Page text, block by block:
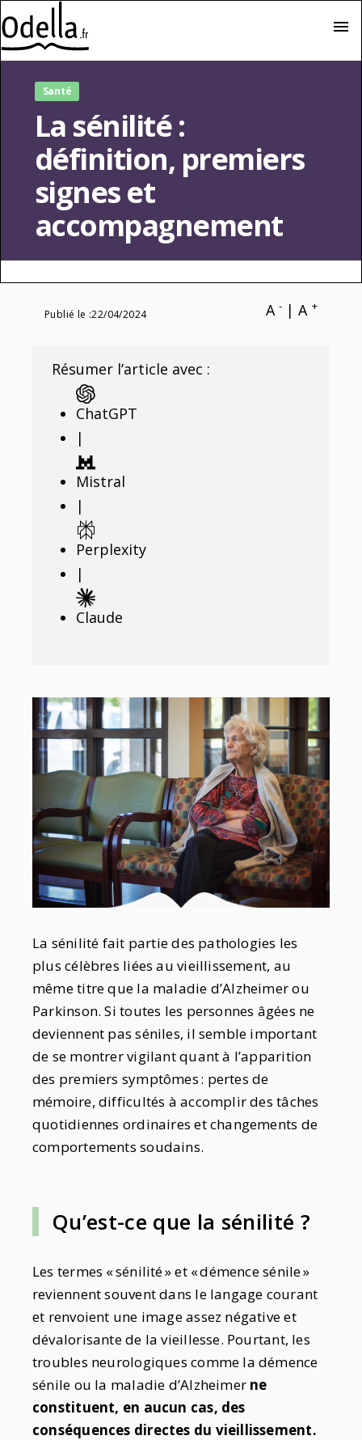
menu
Santé
La sénilité :
définition, premiers
signes et
accompagnement
Publié le :22/04/2024 A - | A +
Résumer l’article avec :
ChatGPT
|
Mistral
|
Perplexity
|
Claude
La sénilité fait partie des pathologies les
plus célèbres liées au vieillissement, au
même titre que la maladie d’Alzheimer ou
Parkinson. Si toutes les personnes âgées ne
deviennent pas séniles, il semble important
de se montrer vigilant quant à l’apparition
des premiers symptômes : pertes de
mémoire, difficultés à accomplir des tâches
quotidiennes ordinaires et changements de
comportements soudains.
Qu’est-ce que la sénilité ?
Les termes « sénilité » et « démence sénile »
reviennent souvent dans le langage courant
et renvoient une image assez négative et
dévalorisante de la vieillesse. Pourtant, les
troubles neurologiques comme la démence
sénile ou la maladie d’Alzheimer ne
constituent, en aucun cas, des
conséquences directes du vieillissement.